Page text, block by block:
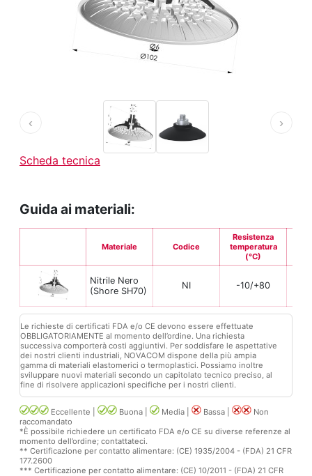
‹ ›
Scheda tecnica
Guida ai materiali:
Materiale Codice
Resistenza
temperatura
(°C)
Nitrile Nero
(Shore SH70)
NI -10/+80
Le richieste di certificati FDA e/o CE devono essere effettuate
OBBLIGATORIAMENTE al momento dell’ordine. Una richiesta
successiva comporterà costi aggiuntivi. Per soddisfare le aspettative
dei nostri clienti industriali, NOVACOM dispone della più ampia
gamma di materiali elastomerici o termoplastici. Possiamo inoltre
sviluppare nuovi materiali secondo un capitolato tecnico preciso, al
fine di risolvere applicazioni specifiche per i nostri clienti.
Eccellente | Buona | Media | Bassa |
Non
raccomandato
*È possibile richiedere un certificato FDA e/o CE su diverse referenze al
momento dell’ordine; contattateci.
** Certificazione per contatto alimentare: (CE) 1935/2004 - (FDA) 21 CFR
177.2600
*** Certificazione per contatto alimentare: (CE) 10/2011 - (FDA) 21 CFR